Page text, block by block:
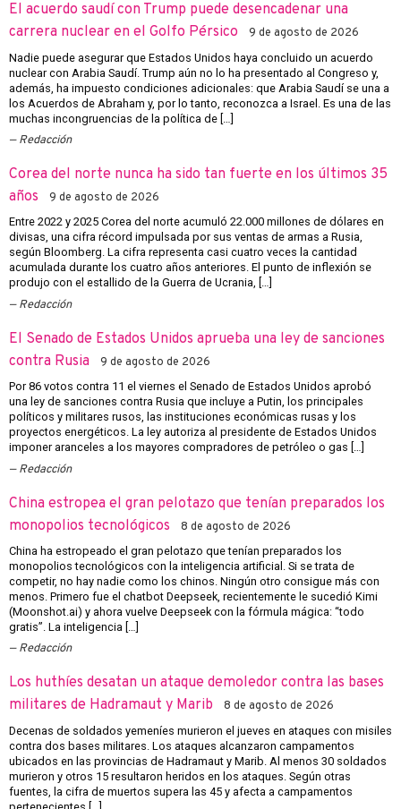
El acuerdo saudí con Trump puede desencadenar una
carrera nuclear en el Golfo Pérsico
9 de agosto de 2026
Nadie puede asegurar que Estados Unidos haya concluido un acuerdo
nuclear con Arabia Saudí. Trump aún no lo ha presentado al Congreso y,
además, ha impuesto condiciones adicionales: que Arabia Saudí se una a
los Acuerdos de Abraham y, por lo tanto, reconozca a Israel. Es una de las
muchas incongruencias de la política de […]
Redacción
Corea del norte nunca ha sido tan fuerte en los últimos 35
años
9 de agosto de 2026
Entre 2022 y 2025 Corea del norte acumuló 22.000 millones de dólares en
divisas, una cifra récord impulsada por sus ventas de armas a Rusia,
según Bloomberg. La cifra representa casi cuatro veces la cantidad
acumulada durante los cuatro años anteriores. El punto de inflexión se
produjo con el estallido de la Guerra de Ucrania, […]
Redacción
El Senado de Estados Unidos aprueba una ley de sanciones
contra Rusia
9 de agosto de 2026
Por 86 votos contra 11 el viernes el Senado de Estados Unidos aprobó
una ley de sanciones contra Rusia que incluye a Putin, los principales
políticos y militares rusos, las instituciones económicas rusas y los
proyectos energéticos. La ley autoriza al presidente de Estados Unidos
imponer aranceles a los mayores compradores de petróleo o gas […]
Redacción
China estropea el gran pelotazo que tenían preparados los
monopolios tecnológicos
8 de agosto de 2026
China ha estropeado el gran pelotazo que tenían preparados los
monopolios tecnológicos con la inteligencia artificial. Si se trata de
competir, no hay nadie como los chinos. Ningún otro consigue más con
menos. Primero fue el chatbot Deepseek, recientemente le sucedió Kimi
(Moonshot.ai) y ahora vuelve Deepseek con la fórmula mágica: “todo
gratis”. La inteligencia […]
Redacción
Los huthíes desatan un ataque demoledor contra las bases
militares de Hadramaut y Marib
8 de agosto de 2026
Decenas de soldados yemeníes murieron el jueves en ataques con misiles
contra dos bases militares. Los ataques alcanzaron campamentos
ubicados en las provincias de Hadramaut y Marib. Al menos 30 soldados
murieron y otros 15 resultaron heridos en los ataques. Según otras
fuentes, la cifra de muertos supera las 45 y afecta a campamentos